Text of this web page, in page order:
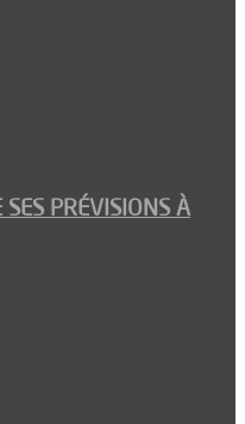
PRÉVISIONS À